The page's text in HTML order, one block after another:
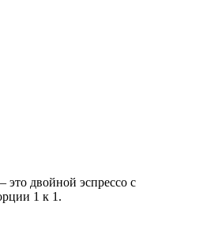
это двойной эспрессо с
1 к 1.